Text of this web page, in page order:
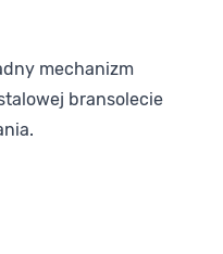
mechanizm
bransolecie